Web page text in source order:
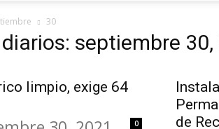
30
septiembre 30,
limpio, exige 64
0
de